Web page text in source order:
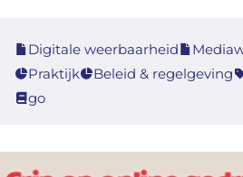
Digitale weerbaarheid
Praktijk
Beleid & regelgeving
go